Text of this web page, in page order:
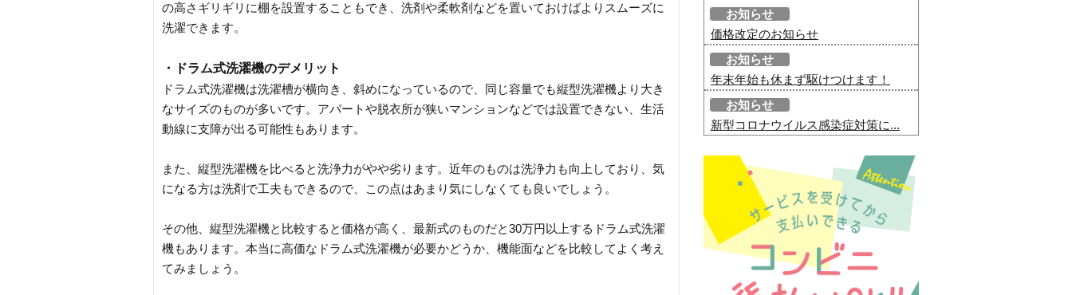
の高さギリギリに棚を設置することもでき、洗剤や柔軟剤などを置いておけばよりスムーズに
洗濯できます。
・ドラム式洗濯機のデメリット
ドラム式洗濯機は洗濯槽が横向き、斜めになっているので、同じ容量でも縦型洗濯機より大き
なサイズのものが多いです。アパートや脱衣所が狭いマンションなどでは設置できない、生活
動線に支障が出る可能性もあります。
また、縦型洗濯機を比べると洗浄力がやや劣ります。近年のものは洗浄力も向上しており、気
になる方は洗剤で工夫もできるので、この点はあまり気にしなくても良いでしょう。
その他、縦型洗濯機と比較すると価格が高く、最新式のものだと30万円以上するドラム式洗濯
機もあります。本当に高価なドラム式洗濯機が必要かどうか、機能面などを比較してよく考え
てみましょう。
お知らせ
価格改定のお知らせ
お知らせ
年末年始も休まず駆けつけます！
お知らせ
新型コロナウイルス感染症対策に...